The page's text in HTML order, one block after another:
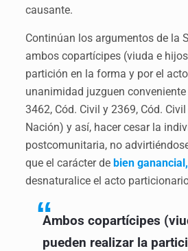
causante.
Continúan los argumentos de la
ambos copartícipes (viuda e
partición en la forma y por el
unanimidad juzguen
3462, Cód. Civil y 2369, Cód.
Nación) y así, hacer cesar la
postcomunitaria, no
que el carácter de bien ganancial,
desnaturalice el acto
Ambos copartícipes
pueden realizar la